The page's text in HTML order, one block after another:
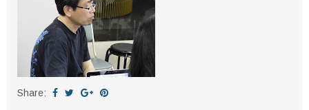
Share: